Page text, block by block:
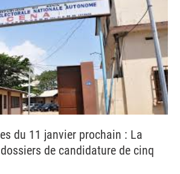
du 11 janvier prochain : La
de candidature de cinq